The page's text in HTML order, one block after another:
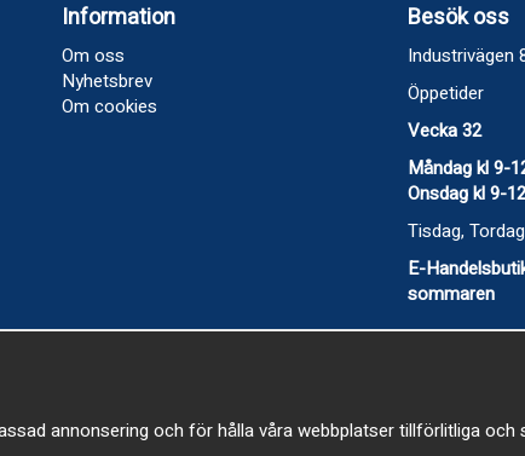
Information
Om oss
Nyhetsbrev
Om cookies
Besök oss
Industrivägen
Öppetider
Vecka 32
Måndag kl 9-
Onsdag kl 9-
Tisdag,
E-
sommaren
annonsering och för hålla våra webbplatser tillförlitliga och